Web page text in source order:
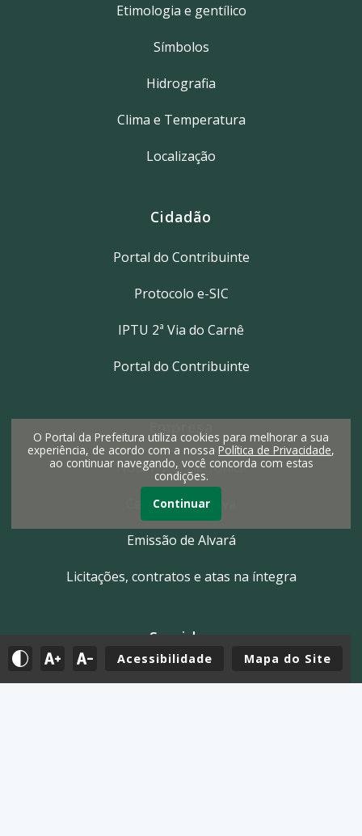
Acessibilidade Mapa do Site
Etimologia e gentílico
Símbolos
Hidrografia
Clima e Temperatura
Localização
Cidadão
Portal do Contribuinte
Protocolo e-SIC
IPTU 2ª Via do Carnê
Portal do Contribuinte
Nota Fiscal Eletrônica
Certidão Negativa
Emissão de Alvará
Licitações, contratos e atas na íntegra
Servidor
O Portal da Prefeitura utiliza cookies para melhorar a sua
experiência, de acordo com a nossa Política de Privacidade,
ao continuar navegando, você concorda com estas
condições.
Continuar